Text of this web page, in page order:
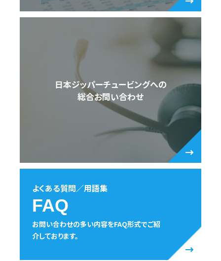
日本ジッパーチュービングへの
総合お問い合わせ
よくある質問／用語集
FAQ
お問い合わせの多い内容をFAQ形式でご紹
介しております。